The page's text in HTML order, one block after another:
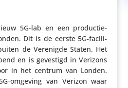
5G-lab en een produc­tie­
Dit is de eerste 5G-faci­li­
de Verenigde Staten. Het
en is gevestigd in Verizons
in het centrum van Londen.
omgeving van Verizon waar